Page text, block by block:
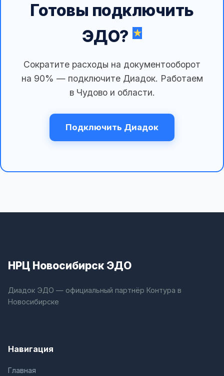
Готовы подключить
ЭДО?
Сократите расходы на документооборот
на 90% — подключите Диадок. Работаем
в Чудово и области.
Подключить Диадок
НРЦ Новосибирск ЭДО
Диадок ЭДО — официальный партнёр Контура в
Новосибирске
Навигация
Главная